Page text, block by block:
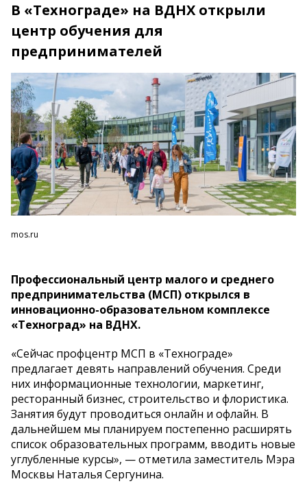
В «Технограде» на ВДНХ открыли
центр обучения для
предпринимателей
mos.ru
Профессиональный центр малого и среднего
предпринимательства (МСП) открылся в
инновационно-образовательном комплексе
«Техноград» на ВДНХ.
«Сейчас профцентр МСП в «Технограде»
предлагает девять направлений обучения. Среди
них информационные технологии, маркетинг,
ресторанный бизнес, строительство и флористика.
Занятия будут проводиться онлайн и офлайн. В
дальнейшем мы планируем постепенно расширять
список образовательных программ, вводить новые
углубленные курсы», — отметила заместитель Мэра
Москвы Наталья Сергунина.